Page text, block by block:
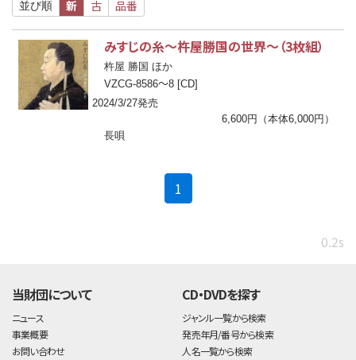
並び順 新 古 品番
みすじの糸～杵屋勝国の世界～（3枚組）
杵屋 勝国 ほか
VZCG-8586〜8 [CD]
2024/3/27発売
6,600円（本体6,000円）
長唄
1
0.2s
当財団について
ニュース
事業概要
お問い合わせ
CD・DVDを探す
ジャンル一覧から検索
発売年月/番号から検索
人名一覧から検索